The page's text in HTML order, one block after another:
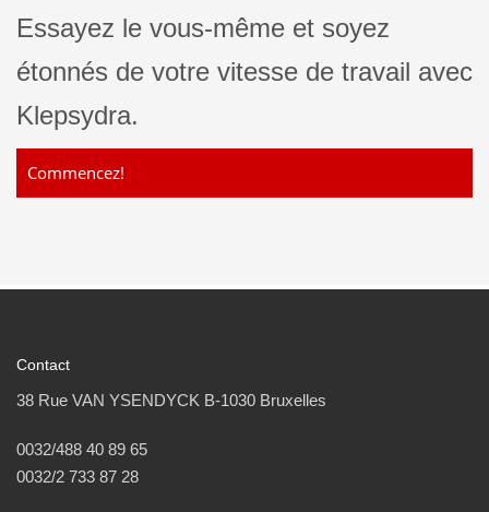
Essayez le vous-même et soyez
étonnés de votre vitesse de travail avec
Klepsydra.
Commencez!
Contact
38 Rue VAN YSENDYCK B-1030 Bruxelles
0032/488 40 89 65
0032/2 733 87 28